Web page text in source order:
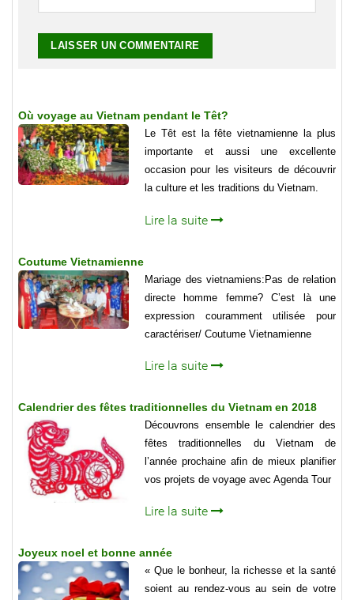
Où voyage au Vietnam pendant le Têt?
Le Têt est la fête vietnamienne la plus
importante et aussi une excellente
occasion pour les visiteurs de découvrir
la culture et les traditions du Vietnam.
Lire la suite
Coutume Vietnamienne
Mariage des vietnamiens:Pas de relation
directe homme femme? C’est là une
expression couramment utilisée pour
caractériser/ Coutume Vietnamienne
Lire la suite
Calendrier des fêtes traditionnelles du Vietnam en 2018
Découvrons ensemble le calendrier des
fêtes traditionnelles du Vietnam de
l’année prochaine afin de mieux planifier
vos projets de voyage avec Agenda Tour
Lire la suite
Joyeux noel et bonne année
« Que le bonheur, la richesse et la santé
soient au rendez-vous au sein de votre